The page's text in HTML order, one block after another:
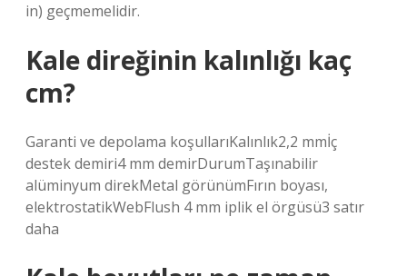
in) geçmemelidir.
Kale direğinin kalınlığı kaç
cm?
Garanti ve depolama koşullarıKalınlık2,2 mmİç
destek demiri4 mm demirDurumTaşınabilir
alüminyum direkMetal görünümFırın boyası,
elektrostatikWebFlush 4 mm iplik el örgüsü3 satır
daha